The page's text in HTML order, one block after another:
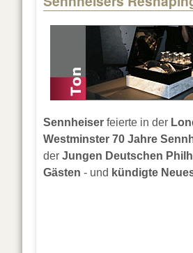
Sennheiser feierte in der
Westminster 70 Jahre
der Jungen Deutschen
Gästen - und kündigte